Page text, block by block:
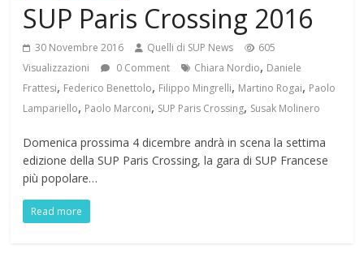
SUP Paris Crossing 2016
30 Novembre 2016 Quelli di SUP News
605
Visualizzazioni
0 Comment Chiara Nordio, Daniele
Frattesi, Federico Benettolo, Filippo Mingrelli, Martino Rogai, Paolo
Lampariello, Paolo Marconi, SUP Paris Crossing, Susak Molinero
Domenica prossima 4 dicembre andrà in scena la settima
edizione della SUP Paris Crossing, la gara di SUP Francese
più popolare…
Read more